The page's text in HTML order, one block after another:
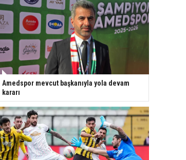
Amedspor mevcut başkanıyla yola devam
kararı